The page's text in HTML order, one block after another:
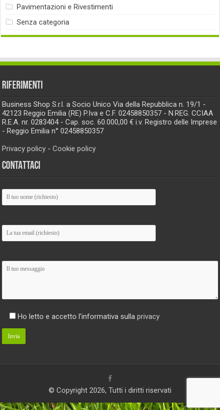
Pavimentazioni e Rivestimenti
Senza categoria
RIFERIMENTI
Business Shop S.r.l. a Socio Unico Via della Repubblica n. 19/1 -
42123 Reggio Emilia (RE) P.Iva e C.F. 02458850357 - N.REG. CCIAA
R.E.A. nr. 0283404 - Cap. soc. 60.000,00 € i.v. Registro delle Imprese
- Reggio Emilia n° 02458850357
Privacy policy -Cookie policy
CONTATTACI
Ho letto e accetto l'informativa sullaprivacy
© Copyright 2026, Tutti i diritti riservati